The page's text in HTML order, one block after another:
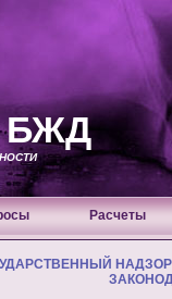
БЖД
Расчеты